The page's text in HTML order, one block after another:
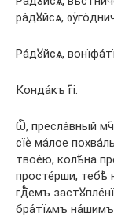
ра́дꙋйсѧ,
Ра́дꙋйсѧ,
Конда́къ г҃і.
Ѽ, пресла́вный
сїѐ ма́лое
твое́ю, колѣ́на
просте́рши, тебѣ̀
гдⷭ҇емъ
бра́тїѧмъ на́шимъ